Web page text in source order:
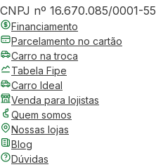
CNPJ nº 16.670.085/0001-55
Financiamento
Parcelamento no cartão
Carro na troca
Tabela Fipe
Carro Ideal
Venda para lojistas
Quem somos
Nossas lojas
Blog
Dúvidas